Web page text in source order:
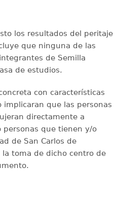
los resultados del peritaje
que ninguna de las
de Semilla
de estudios.
con características
que las personas
directamente a
personas que tienen y/o
de San Carlos de
toma de dicho centro de